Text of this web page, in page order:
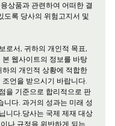
상품과 관련하여 어떠한 결
도록 당사의 위험고지서 및
로서, 귀하의 개인적 목표,
웹사이트의 정보를 바탕
의 개인적 상황에 적합한
언을 받으시기 바랍니다.
을 기준으로 합리적으로 판
니다. 과거의 성과는 미래 성
니다.당사는 국제 제재 대상